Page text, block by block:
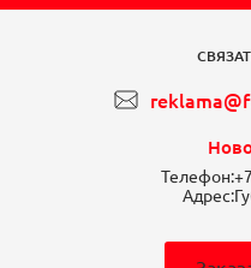
Телефон:
Адрес: